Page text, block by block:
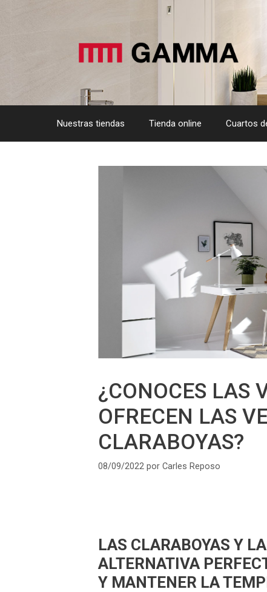
Nuestras tiendas Tienda online Cuartos
¿CONOCES LAS
OFRECEN LAS
CLARABOYAS?
08/09/2022 por Carles Reposo
LAS CLARABOYAS Y
ALTERNATIVA
Y MANTENER LA